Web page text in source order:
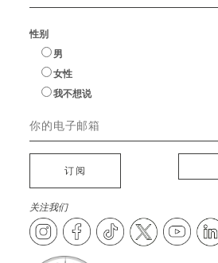
性别
男
女性
我不想说
订阅
关注我们